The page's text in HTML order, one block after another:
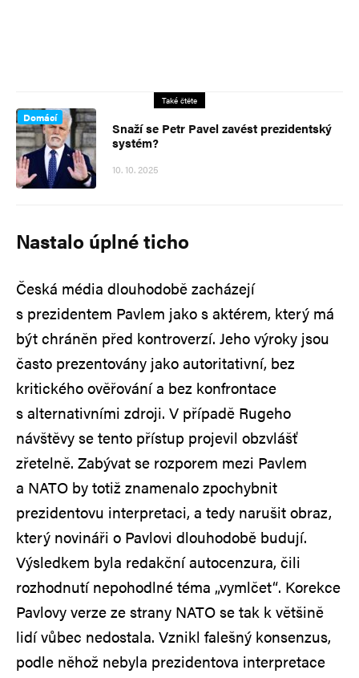
Také čtěte
Domácí
Snaží se Petr Pavel zavést prezidentský
systém?
10. 10. 2025
Nastalo úplné ticho
Česká média dlouhodobě zacházejí
s prezidentem Pavlem jako s aktérem, který má
být chráněn před kontroverzí. Jeho výroky jsou
často prezentovány jako autoritativní, bez
kritického ověřování a bez konfrontace
s alternativními zdroji. V případě Rugeho
návštěvy se tento přístup projevil obzvlášť
zřetelně. Zabývat se rozporem mezi Pavlem
a NATO by totiž znamenalo zpochybnit
prezidentovu interpretaci, a tedy narušit obraz,
který novináři o Pavlovi dlouhodobě budují.
Výsledkem byla redakční autocenzura, čili
rozhodnutí nepohodlné téma „vymlčet“. Korekce
Pavlovy verze ze strany NATO se tak k většině
lidí vůbec nedostala. Vznikl falešný konsenzus,
podle něhož nebyla prezidentova interpretace